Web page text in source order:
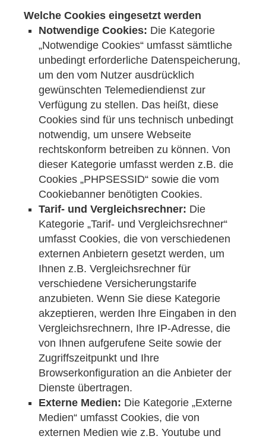
Welche Cookies eingesetzt werden
Notwendige Cookies: Die Kategorie
„Notwendige Cookies“ umfasst sämtliche
unbedingt erforderliche Datenspeicherung,
um den vom Nutzer ausdrücklich
gewünschten Telemediendienst zur
Verfügung zu stellen. Das heißt, diese
Cookies sind für uns technisch unbedingt
notwendig, um unsere Webseite
rechtskonform betreiben zu können. Von
dieser Kategorie umfasst werden z.B. die
Cookies „PHPSESSID“ sowie die vom
Cookiebanner benötigten Cookies.
Tarif- und Vergleichsrechner: Die
Kategorie „Tarif- und Vergleichsrechner“
umfasst Cookies, die von verschiedenen
externen Anbietern gesetzt werden, um
Ihnen z.B. Vergleichsrechner für
verschiedene Versicherungstarife
anzubieten. Wenn Sie diese Kategorie
akzeptieren, werden Ihre Eingaben in den
Vergleichsrechnern, Ihre IP-Adresse, die
von Ihnen aufgerufene Seite sowie der
Zugriffszeitpunkt und Ihre
Browserkonfiguration an die Anbieter der
Dienste übertragen.
Externe Medien: Die Kategorie „Externe
Medien“ umfasst Cookies, die von
externen Medien wie z.B. Youtube und